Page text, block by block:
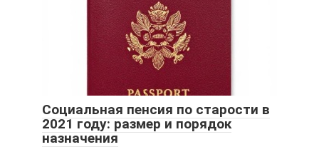
Социальная пенсия по старости в
2021 году: размер и порядок
назначения